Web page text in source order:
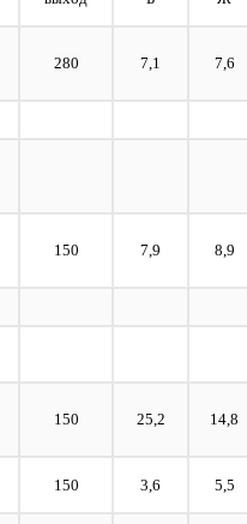
280 7,1 7,6
150 7,9 8,9
150 25,2 14,8
150 3,6 5,5